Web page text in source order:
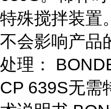
特殊搅拌装置
不会影响产品
处理：
CP 639S无需